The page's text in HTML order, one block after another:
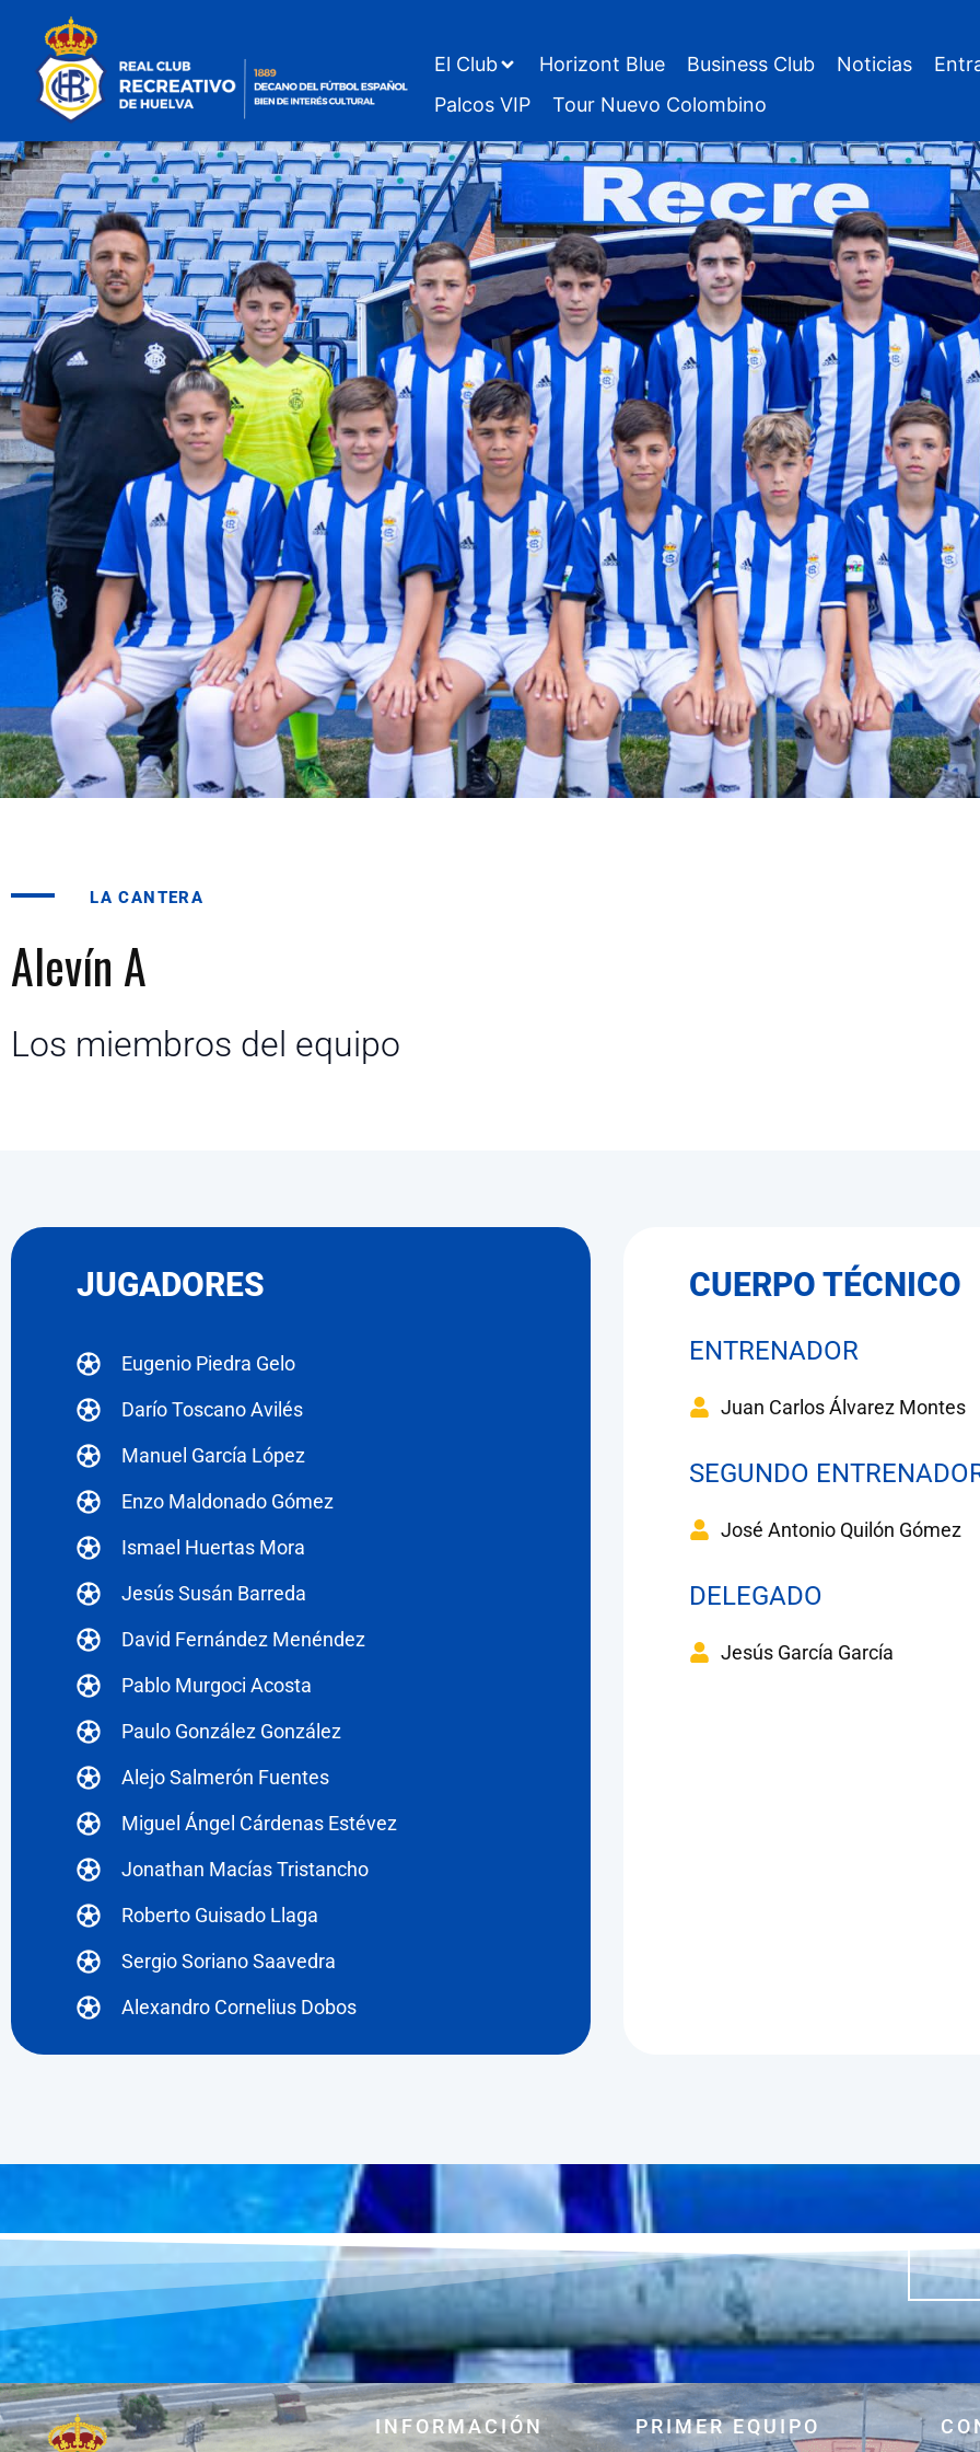
El Club Horizont Blue Business Club Noticias
Palcos VIP
Tour Nuevo Colombino
LA CANTERA
Alevín A
Los miembros del equipo
JUGADORES
Eugenio Piedra Gelo
Darío Toscano Avilés
Manuel García López
Enzo Maldonado Gómez
Ismael Huertas Mora
Jesús Susán Barreda
David Fernández Menéndez
Pablo Murgoci Acosta
Paulo González González
Alejo Salmerón Fuentes
Miguel Ángel Cárdenas Estévez
Jonathan Macías Tristancho
Roberto Guisado Llaga
Sergio Soriano Saavedra
Alexandro Cornelius Dobos
CUERPO TÉCNICO
ENTRENADOR
Juan Carlos Álvarez Montes
SEGUNDO
José Antonio Quilón Gómez
DELEGADO
Jesús García García
INFORMACIÓN PRIMER EQUIPO